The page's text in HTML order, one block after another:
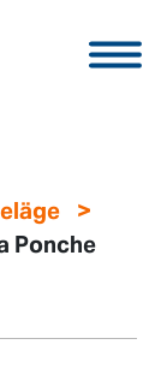
>
Ponche